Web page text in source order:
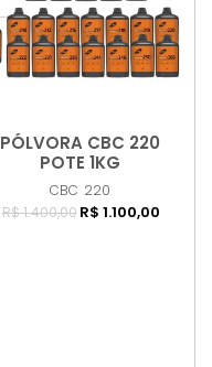
PÓLVORA CBC 220
POTE 1KG
CBC 220
R$ 1.400,00 R$ 1.100,00
Comprar